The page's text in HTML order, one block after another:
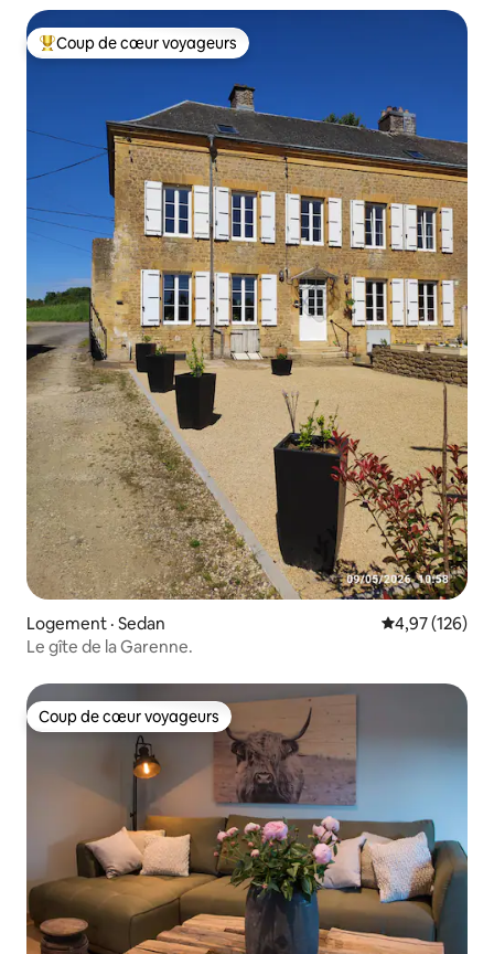
Coup de cœur voyageurs parmi les plus aimés
Coup de cœur voyageurs
Logement · Sedan Note
4,97 (126)
Le gîte de la Garenne.
Coup de cœur voyageurs
Coup de cœur voyageurs